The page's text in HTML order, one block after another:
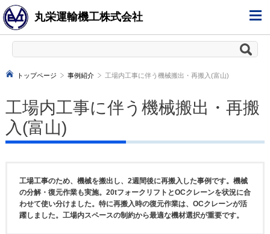
丸栄運輸機工株式会社
トップページ 事例紹介 工場内工事に伴う機械搬出・再搬入(富山)
工場内工事に伴う機械搬出・再搬
入(富山)
工場工事のため、機械を搬出し、2週間後に再搬入した事例です。機械
の分解・復元作業も実施。20tフォークリフトとOCクレーンを状況に合
わせて使い分けました。特に再搬入時の復元作業は、OCクレーンが活
躍しました。工場内スペースの制約から最適な機材選択が重要です。